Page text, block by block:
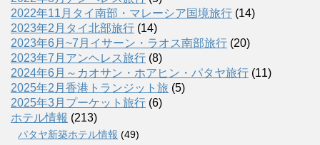
2022年11月タイ南部・マレーシア国境旅行 (14)
2023年2月タイ北部旅行 (14)
2023年6月~7月イサーン・ラオス南部旅行 (20)
2023年7月アンヘレス旅行 (8)
2024年6月～カオサン・ホアヒン・パタヤ旅行 (11)
2025年2月香港トランジット旅 (5)
2025年3月プーケット旅行 (6)
ホテル情報 (213)
パタヤ新築ホテル情報 (49)